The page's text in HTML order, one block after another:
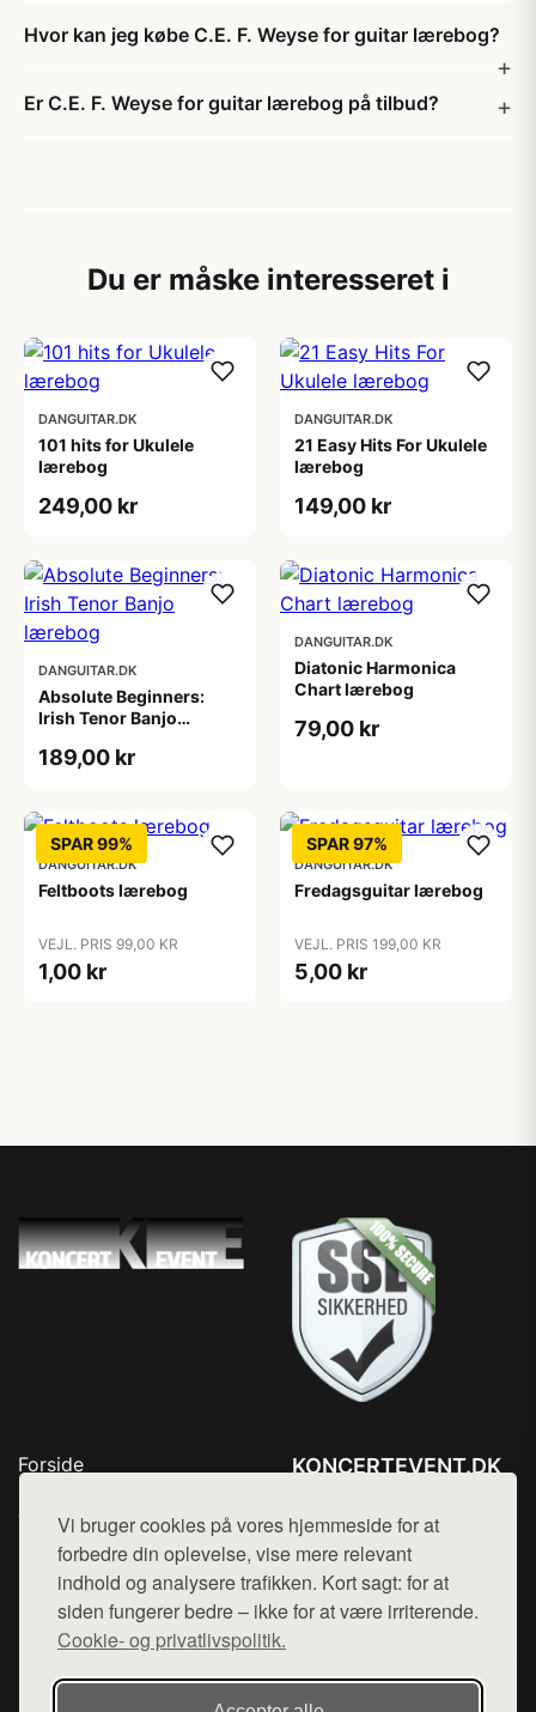
Vi bruger cookies på vores hjemmeside for at
forbedre din oplevelse, vise mere relevant
indhold og analysere trafikken. Kort sagt: for at
siden fungerer bedre – ikke for at være irriterende.
Cookie- og privatlivspolitik.
Hvor kan jeg købe C.E. F. Weyse for guitar lærebog?
Er C.E. F. Weyse for guitar lærebog på tilbud?
Du er måske interesseret i
DANGUITAR.DK
101 hits for Ukulele
lærebog
249,00 kr
DANGUITAR.DK
21 Easy Hits For Ukulele
lærebog
149,00 kr
DANGUITAR.DK
Absolute Beginners:
Irish Tenor Banjo
189,00 kr
DANGUITAR.DK
Diatonic Harmonica
Chart lærebog
79,00 kr
SPAR 99%
DANGUITAR.DK
Feltboots lærebog
VEJL. PRIS 99,00 KR
1,00 kr
SPAR 97%
DANGUITAR.DK
Fredagsguitar lærebog
VEJL. PRIS 199,00 KR
5,00 kr
Forside
Top Rabatter
Blog
Kontakt
KONCERTEVENT.DK
Mail: hej@want.dk
Cookie- og privatlivspolitik